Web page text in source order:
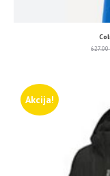
627.00
Akcija!